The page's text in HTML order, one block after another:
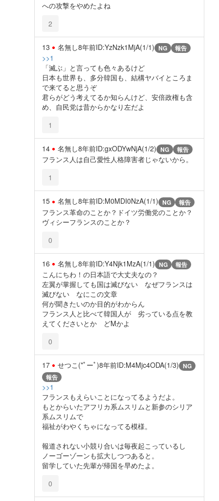
への攻撃をやめたよね
2
13 名無し8年前ID:YzNzk1MjA(1/1) NG 報告
>>1
「滅ぶ」と言っても色々あるけど
日本も世界も、多分韓国も、結構ヤバイところま
で来てると思うぞ
君らがどう考えてるか知らんけど、安倍政権も含
め、自民党は昔からかなり左だよ
1
14 名無し8年前ID:gxODYwNjA(1/2) NG 報告
フランス人は自己愛性人格障害者じゃないから。
1
15 名無し8年前ID:M0MDI0NzA(1/1) NG 報告
フランス革命のことか？ドイツ労働党のことか？
ヴィシーフランスのことか？
0
16 名無し8年前ID:Y4Njk1MzA(1/1) NG 報告
こんにちわ！の日本語で大丈夫なの？
左翼が掌握しても国は滅びない なぜフランスは
滅びない なにこの文章
何が聞きたいのか目的がわからん
フランス人と比べて韓国人が 劣っている点を教
えてくださいとか どMかよ
0
17 せつこ(*ﾟーﾟ)8年前ID:M4Mjc4ODA(1/3) NG
報告
>>1
フランスもえらいことになってるようだよ。
もとからいたアフリカ系ムスリムと新参のシリア
系ムスリムで
福祉がわやくちゃになってる模様。
報道されない小競り合いは毎夜起こっているし
ノーゴーゾーンも拡大しつつあると。
留学していた先輩が帰国を早めたよ。
0